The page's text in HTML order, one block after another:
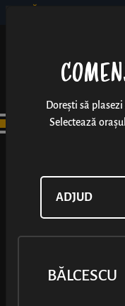
Dorești să
Selectează
BĂLCESCU